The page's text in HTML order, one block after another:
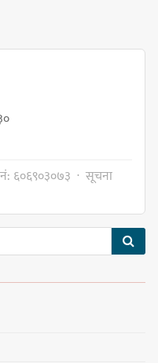
नजिक दुर्घटनाको
सचेतना गराउँदै
सन्तानहरू :
राई बन्ने कि
'राउटे !'
सभापति गगन थापालाई
आग्रह
६०६९०३०७३ · सूचना